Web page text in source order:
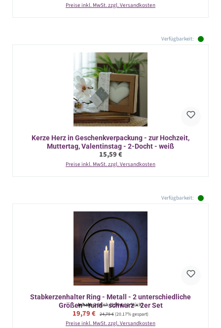
Preise inkl. MwSt. zzgl. Versandkosten
Verfügbarkeit:
Kerze Herz in Geschenkverpackung - zur Hochzeit,
Muttertag, Valentinstag - 2-Docht - weiß
Regulärer Preis:
15,59 €
Preise inkl. MwSt. zzgl. Versandkosten
Verfügbarkeit:
Stabkerzenhalter Ring - Metall - 2 unterschiedliche
Größen - rund - schwarz - 2er Set
Inhalt:2 Stück(9,90 € / 1 Stück)
Verkaufspreis:
19,79 € Regulärer Preis:
24,79 €(20.17% gespart)
Preise inkl. MwSt. zzgl. Versandkosten